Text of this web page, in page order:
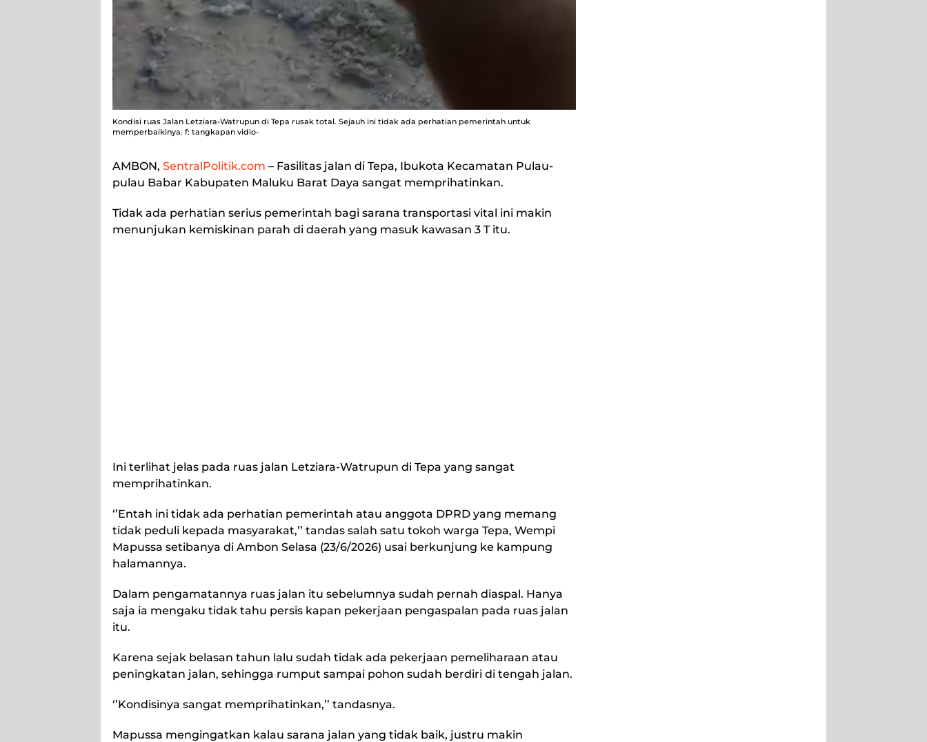
Kondisi ruas Jalan Letziara-Watrupun di Tepa rusak total. Sejauh ini tidak ada perhatian pemerintah untuk
memperbaikinya. f: tangkapan vidio-
AMBON, SentralPolitik.com – Fasilitas jalan di Tepa, Ibukota Kecamatan Pulau-
pulau Babar Kabupaten Maluku Barat Daya sangat memprihatinkan.
Tidak ada perhatian serius pemerintah bagi sarana transportasi vital ini makin
menunjukan kemiskinan parah di daerah yang masuk kawasan 3 T itu.
Ini terlihat jelas pada ruas jalan Letziara-Watrupun di Tepa yang sangat
memprihatinkan.
‘’Entah ini tidak ada perhatian pemerintah atau anggota DPRD yang memang
tidak peduli kepada masyarakat,’’ tandas salah satu tokoh warga Tepa, Wempi
Mapussa setibanya di Ambon Selasa (23/6/2026) usai berkunjung ke kampung
halamannya.
Dalam pengamatannya ruas jalan itu sebelumnya sudah pernah diaspal. Hanya
saja ia mengaku tidak tahu persis kapan pekerjaan pengaspalan pada ruas jalan
itu.
Karena sejak belasan tahun lalu sudah tidak ada pekerjaan pemeliharaan atau
peningkatan jalan, sehingga rumput sampai pohon sudah berdiri di tengah jalan.
‘’Kondisinya sangat memprihatinkan,’’ tandasnya.
Mapussa mengingatkan kalau sarana jalan yang tidak baik, justru makin